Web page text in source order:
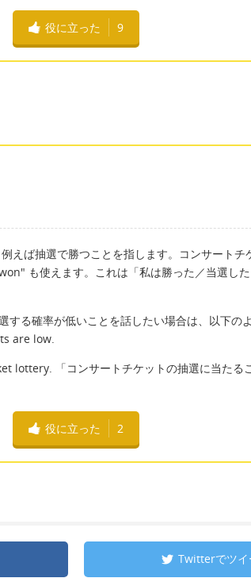
役に立った 9
えば抽選で勝つことを指します。コンサートチ
も使えます。これは「私は勝った／当選し
する確率が低いことを話したい場合は、以下の
are low.
lottery. 「コンサートチケットの抽選に当たる
役に立った 2
Twitterでツイ